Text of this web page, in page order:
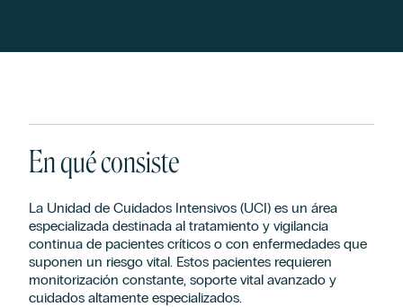
En qué consiste
La Unidad de Cuidados Intensivos (UCI) es un área
especializada destinada al tratamiento y vigilancia
continua de pacientes críticos o con enfermedades que
suponen un riesgo vital. Estos pacientes requieren
monitorización constante, soporte vital avanzado y
cuidados altamente especializados.